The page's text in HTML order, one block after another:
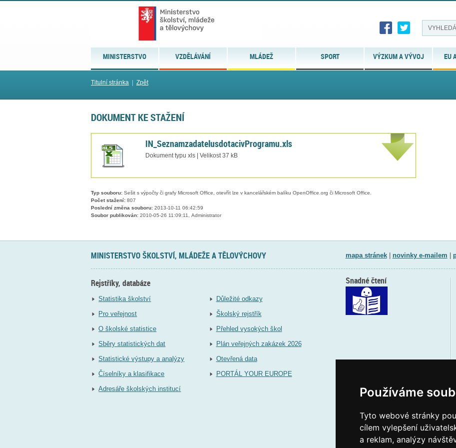
Používáme
Tyto webové stránky
cílem vylepšení
a reklam, analýzy
MINISTERSTVO VZDĚLÁVÁNÍ MLÁDEŽ SPORT VÝZKUM A VÝVOJ EU
Titulní stránka Zpět
DOKUMENT KE STAŽENÍ
IN_SeznamzadatelusdotacivProgramu.xls
Dokument typu xls | Velikost 37 kB
Typ souboru: Sešit s výpočty či grafy Microsoft Office, otevřít lze v kancelářském balíku OpenOffice.org či Microsoft Office.
Počet stažení: 807
Poslední změna souboru: 2013-10-11 06:42:59
Soubor publikován: 2010-05-26 11:09:11, Administrator
MINISTERSTVO ŠKOLSTVÍ, MLÁDEŽE A TĚLOVÝCHOVY mapa stránek| novinky e-mailem
Rejstříky, databáze
Statistika školství
Pro veřejnost
O školské statistice
Sběry statistických dat
Statistické výstupy a analýzy
Číselníky a klasifikace
Adresáře školských institucí
Důležité odkazy
Školský rejstřík
Přehled vysokých škol
Plán veřejných zakázek 2026
Otevřená data
PORTÁL YOUR EUROPE
Snadné čtení